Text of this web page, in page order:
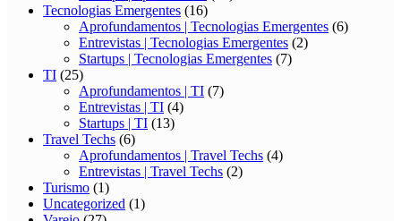
Tecnologias Emergentes (16)
Aprofundamentos | Tecnologias Emergentes (6)
Entrevistas | Tecnologias Emergentes (2)
Startups | Tecnologias Emergentes (7)
TI (25)
Aprofundamentos | TI (7)
Entrevistas | TI (4)
Startups | TI (13)
Travel Techs (6)
Aprofundamentos | Travel Techs (4)
Entrevistas | Travel Techs (2)
Turismo (1)
Uncategorized (1)